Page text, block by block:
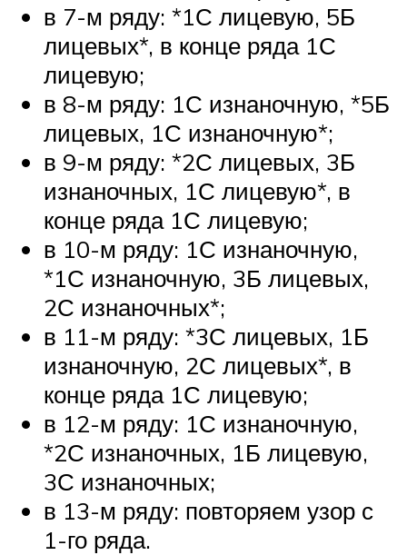
в 7-м ряду: *1С лицевую, 5Б
лицевых*, в конце ряда 1С
лицевую;
в 8-м ряду: 1С изнаночную, *5Б
лицевых, 1С изнаночную*;
в 9-м ряду: *2С лицевых, 3Б
изнаночных, 1С лицевую*, в
конце ряда 1С лицевую;
в 10-м ряду: 1С изнаночную,
*1С изнаночную, 3Б лицевых,
2С изнаночных*;
в 11-м ряду: *3С лицевых, 1Б
изнаночную, 2С лицевых*, в
конце ряда 1С лицевую;
в 12-м ряду: 1С изнаночную,
*2С изнаночных, 1Б лицевую,
3С изнаночных;
в 13-м ряду: повторяем узор с
1-го ряда.